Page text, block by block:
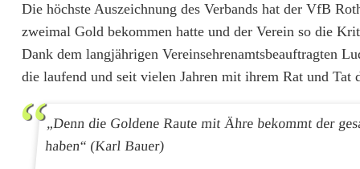
l
d
e
n
Die höchste Auszeichnung des Verbands hat der VfB
zweimal Gold bekommen hatte und der Verein so die
Dank dem langjährigen Vereinsehrenamtsbeauftragten
die laufend und seit vielen Jahren mit ihrem Rat und Tat
„Denn die Goldene Raute mit Ähre bekommt der
haben“ (Karl Bauer)